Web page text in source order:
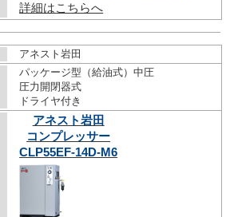
詳細はこちらへ
アネスト岩田
パッケージ型（給油式）中圧
圧力開閉器式
ドライヤ付き
アネスト岩田
コンプレッサー
CLP55EF-14D-M6